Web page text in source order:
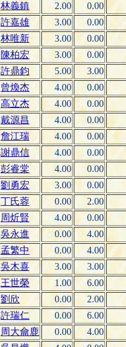
林義鎮 2.00
0.00
許嘉雄 3.00
0.00
林唯新 3.00
0.00
陳柏宏 3.00
0.00
許鼎鈞 5.00
3.00
曾煥杰 4.00
0.00
高立杰 4.00
0.00
戴源昌 4.00
0.00
詹江瑞 4.00
0.00
謝鼎信 4.00
0.00
彭睿棠 4.00
0.00
劉勇宏 3.00
0.00
丁氏蓉 0.00
2.00
周炘賢 4.00
0.00
吳永進 0.00
4.00
孟繁中 0.00
4.00
吳木喜 3.00
3.00
王世榮 1.00
6.00
劉欣 0.00
2.00
許瑞仁 0.00
6.00
周大龠鹿 0.00
4.00